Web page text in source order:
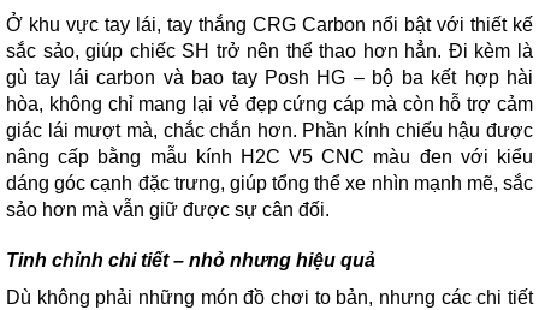
Ở khu vực tay lái, tay thắng CRG Carbon nổi bật với thiết kế
sắc sảo, giúp chiếc SH trở nên thể thao hơn hẳn. Đi kèm là
gù tay lái carbon và bao tay Posh HG – bộ ba kết hợp hài
hòa, không chỉ mang lại vẻ đẹp cứng cáp mà còn hỗ trợ cảm
giác lái mượt mà, chắc chắn hơn. Phần kính chiếu hậu được
nâng cấp bằng mẫu kính H2C V5 CNC màu đen với kiểu
dáng góc cạnh đặc trưng, giúp tổng thể xe nhìn mạnh mẽ, sắc
sảo hơn mà vẫn giữ được sự cân đối.
Tinh chỉnh chi tiết – nhỏ nhưng hiệu quả
Dù không phải những món đồ chơi to bản, nhưng các chi tiết